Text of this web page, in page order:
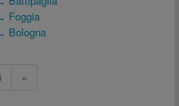
Foggia
Bologna
»